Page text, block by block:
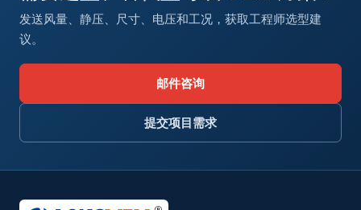
发送风量、静压、尺寸、电压和工况，获取工程师选型建
议。
邮件咨询
提交项目需求